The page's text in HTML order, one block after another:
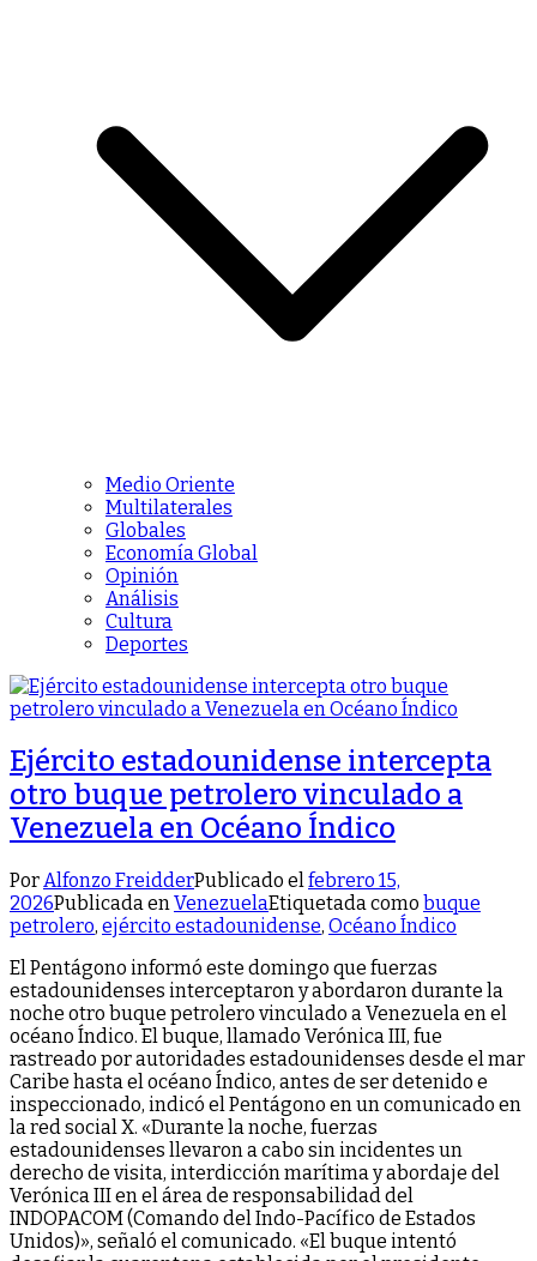
Medio Oriente
Multilaterales
Globales
Economía Global
Opinión
Análisis
Cultura
Deportes
Ejército estadounidense intercepta
otro buque petrolero vinculado a
Venezuela en Océano Índico
PorAlfonzo FreidderPublicado elfebrero 15,
2026Publicada enVenezuelaEtiquetada como buque
petrolero, ejército estadounidense, Océano Índico
El Pentágono informó este domingo que fuerzas
estadounidenses interceptaron y abordaron durante la
noche otro buque petrolero vinculado a Venezuela en el
océano Índico. El buque, llamado Verónica III, fue
rastreado por autoridades estadounidenses desde el mar
Caribe hasta el océano Índico, antes de ser detenido e
inspeccionado, indicó el Pentágono en un comunicado en
la red social X. «Durante la noche, fuerzas
estadounidenses llevaron a cabo sin incidentes un
derecho de visita, interdicción marítima y abordaje del
Verónica III en el área de responsabilidad del
INDOPACOM (Comando del Indo-Pacífico de Estados
Unidos)», señaló el comunicado. «El buque intentó